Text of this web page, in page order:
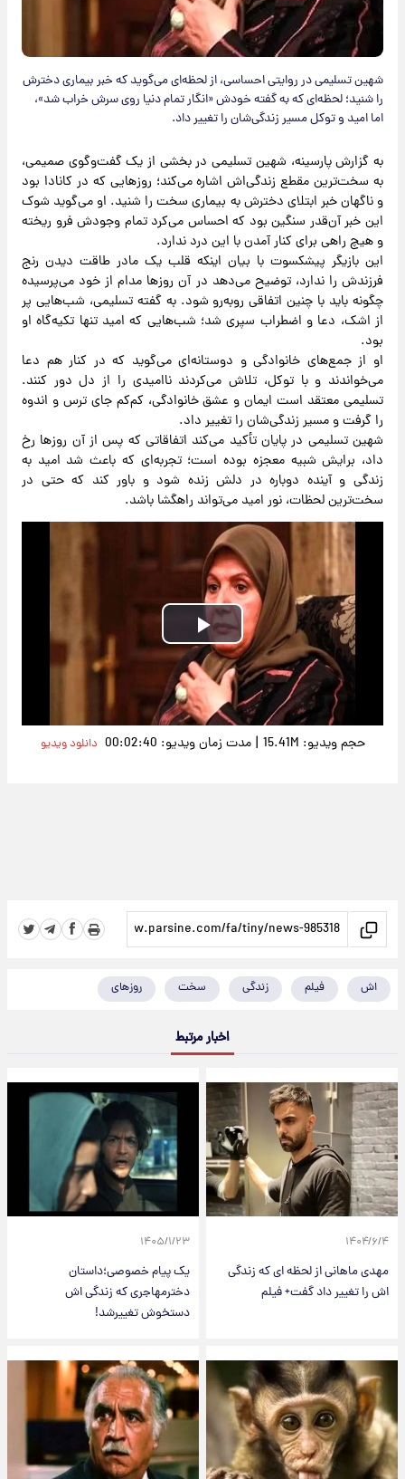
شهین تسلیمی در روایتی احساسی، از لحظه‌ای می‌گوید که خبر بیماری دخترش
را شنید؛ لحظه‌ای که به گفته خودش «انگار تمام دنیا روی سرش خراب شد»،
اما امید و توکل مسیر زندگی‌شان را تغییر داد.
به گزارش پارسینه، شهین تسلیمی در بخشی از یک گفت‌وگوی صمیمی،
به سخت‌ترین مقطع زندگی‌اش اشاره می‌کند؛ روزهایی که در کانادا بود
و ناگهان خبر ابتلای دخترش به بیماری سخت را شنید. او می‌گوید شوک
این خبر آن‌قدر سنگین بود که احساس می‌کرد تمام وجودش فرو ریخته
و هیچ راهی برای کنار آمدن با این درد ندارد.
این بازیگر پیشکسوت با بیان اینکه قلب یک مادر طاقت دیدن رنج
فرزندش را ندارد، توضیح می‌دهد در آن روزها مدام از خود می‌پرسیده
چگونه باید با چنین اتفاقی روبه‌رو شود. به گفته تسلیمی، شب‌هایی پر
از اشک، دعا و اضطراب سپری شد؛ شب‌هایی که امید تنها تکیه‌گاه او
بود.
او از جمع‌های خانوادگی و دوستانه‌ای می‌گوید که در کنار هم دعا
می‌خواندند و با توکل، تلاش می‌کردند ناامیدی را از دل دور کنند.
تسلیمی معتقد است ایمان و عشق خانوادگی، کم‌کم جای ترس و اندوه
را گرفت و مسیر زندگی‌شان را تغییر داد.
شهین تسلیمی در پایان تأکید می‌کند اتفاقاتی که پس از آن روزها رخ
داد، برایش شبیه معجزه بوده است؛ تجربه‌ای که باعث شد امید به
زندگی و آینده دوباره در دلش زنده شود و باور کند که حتی در
سخت‌ترین لحظات، نور امید می‌تواند راهگشا باشد.
Play
Video
حجم ویدیو: 15.41M |مدت زمان ویدیو: 00:02:40 دانلود ویدیو
اش فیلم زندگی سخت روزهای
اخبار مرتبط
۱۴۰۴/۶/۴
مهدی ماهانی از لحظه ای که زندگی
اش را تغییر داد گفت+ فیلم
۱۴۰۵/۱/۲۳
یک پیام خصوصی؛داستان
دخترمهاجری که زندگی اش
دستخوش تغییرشد!